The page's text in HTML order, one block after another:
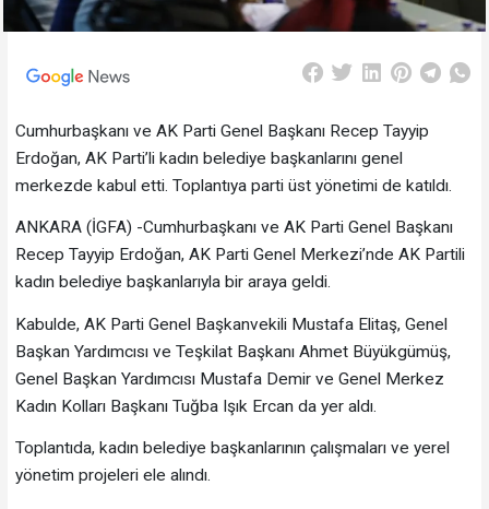
Cumhurbaşkanı ve AK Parti Genel Başkanı Recep Tayyip
Erdoğan, AK Parti’li kadın belediye başkanlarını genel
merkezde kabul etti. Toplantıya parti üst yönetimi de katıldı.
ANKARA (İGFA) -Cumhurbaşkanı ve AK Parti Genel Başkanı
Recep Tayyip Erdoğan, AK Parti Genel Merkezi’nde AK Partili
kadın belediye başkanlarıyla bir araya geldi.
Kabulde, AK Parti Genel Başkanvekili Mustafa Elitaş, Genel
Başkan Yardımcısı ve Teşkilat Başkanı Ahmet Büyükgümüş,
Genel Başkan Yardımcısı Mustafa Demir ve Genel Merkez
Kadın Kolları Başkanı Tuğba Işık Ercan da yer aldı.
Toplantıda, kadın belediye başkanlarının çalışmaları ve yerel
yönetim projeleri ele alındı.